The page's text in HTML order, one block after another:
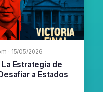
· 15/05/2026
Estrategia de
a Estados